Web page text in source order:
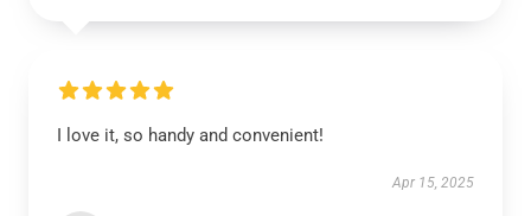
I love it, so handy and convenient!
Apr 15, 2025